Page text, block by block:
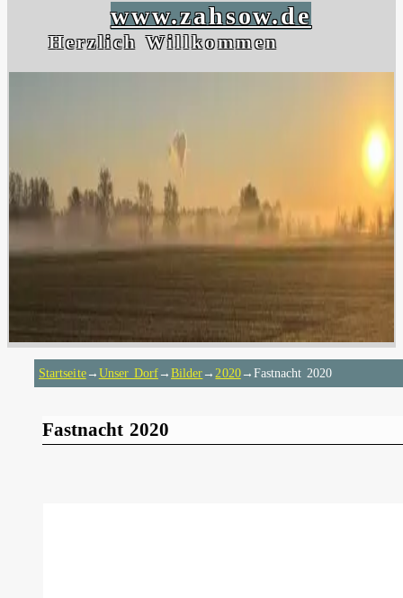
www.zahsow.de
Herzlich Willkommen
Startseite→ Unser Dorf→ Bilder →2020→ Fastnacht 2020
Fastnacht 2020